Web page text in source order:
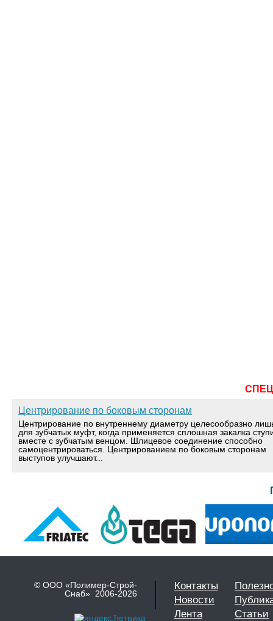
Центрирование по боковым сторонам
Центрирование по внутреннему диаметру целесообразно
для зубчатых муфт, когда применяется сплошная закалка
вместе с зубчатым венцом. Шлицевое соединение способно
самоцентрироваться. Центрированием по боковым сторонам
выступов улучшают...
© ООО «Полимер-Строй-
Снаб» 2006-2026
Контакты
Новости
Лента
Статьи